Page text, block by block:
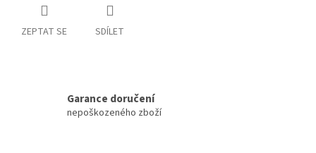
ZEPTAT SE SDÍLET
Garance doručení
nepoškozeného zboží